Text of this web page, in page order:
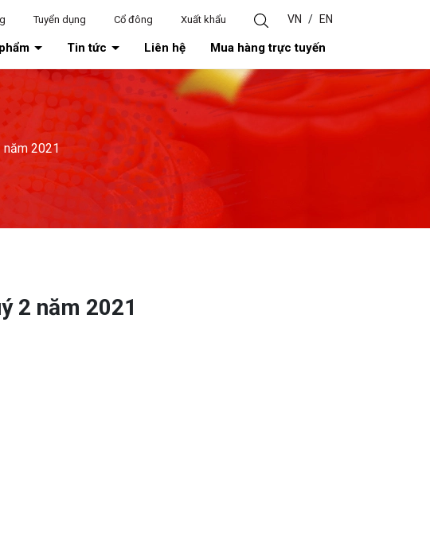
Tuyển dụng Cổ đông Xuất khẩu VN / EN
Tin tức Liên hệ Mua hàng trực tuyến
năm 2021
2 năm 2021